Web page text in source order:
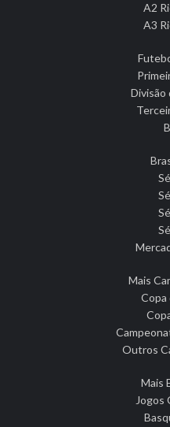
A2
A3
Divisão
Mais
Copa
Outros
Mais
Jogos